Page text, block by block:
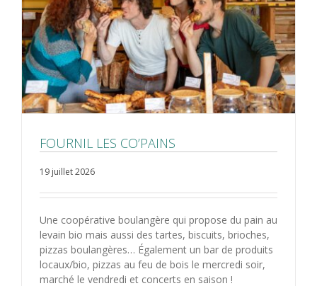
FOURNIL LES CO’PAINS
19 juillet 2026
Une coopérative boulangère qui propose du pain au
levain bio mais aussi des tartes, biscuits, brioches,
pizzas boulangères… Également un bar de produits
locaux/bio, pizzas au feu de bois le mercredi soir,
marché le vendredi et concerts en saison !